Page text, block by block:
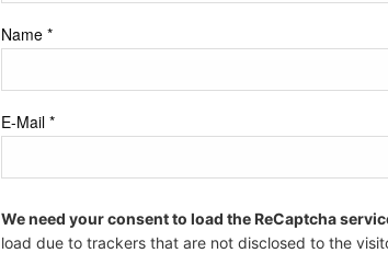
Name *
E-Mail *
We need your consent to load the ReCaptcha
load due to trackers that are not disclosed to the